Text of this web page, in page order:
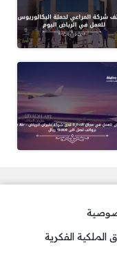
الملكية الفكرية